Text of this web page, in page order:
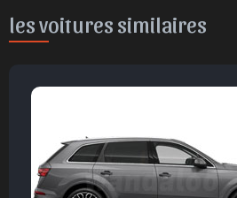
les voitures similaires